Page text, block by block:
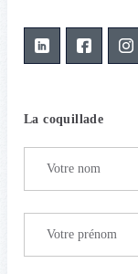
La coquillade